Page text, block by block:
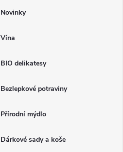
Novinky
Vína
BIO delikatesy
Bezlepkové potraviny
Přírodní mýdlo
Dárkové sady a koše